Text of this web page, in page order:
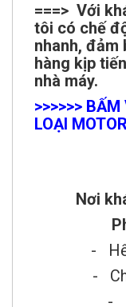
===> Với
tôi có chế
nhanh, đảm
hàng kịp
nhà máy.
>>>>>>
LOẠI
Nơi
-
- Chất
- Hợp